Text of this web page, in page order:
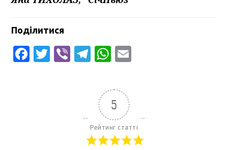
Поділитися
Facebook
Twitter
ViberTelegram
WhatsApp
5
Рейтинг статті